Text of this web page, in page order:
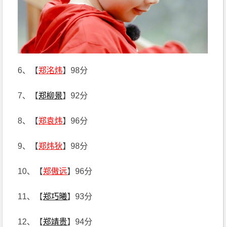
6、【郑洺炜】98分
7、【郑柳景】92分
8、【郑袁炜】96分
9、【郑炜狄】98分
10、【郑傲远】96分
11、【郑巧曦】93分
12、【郑靖贵】94分